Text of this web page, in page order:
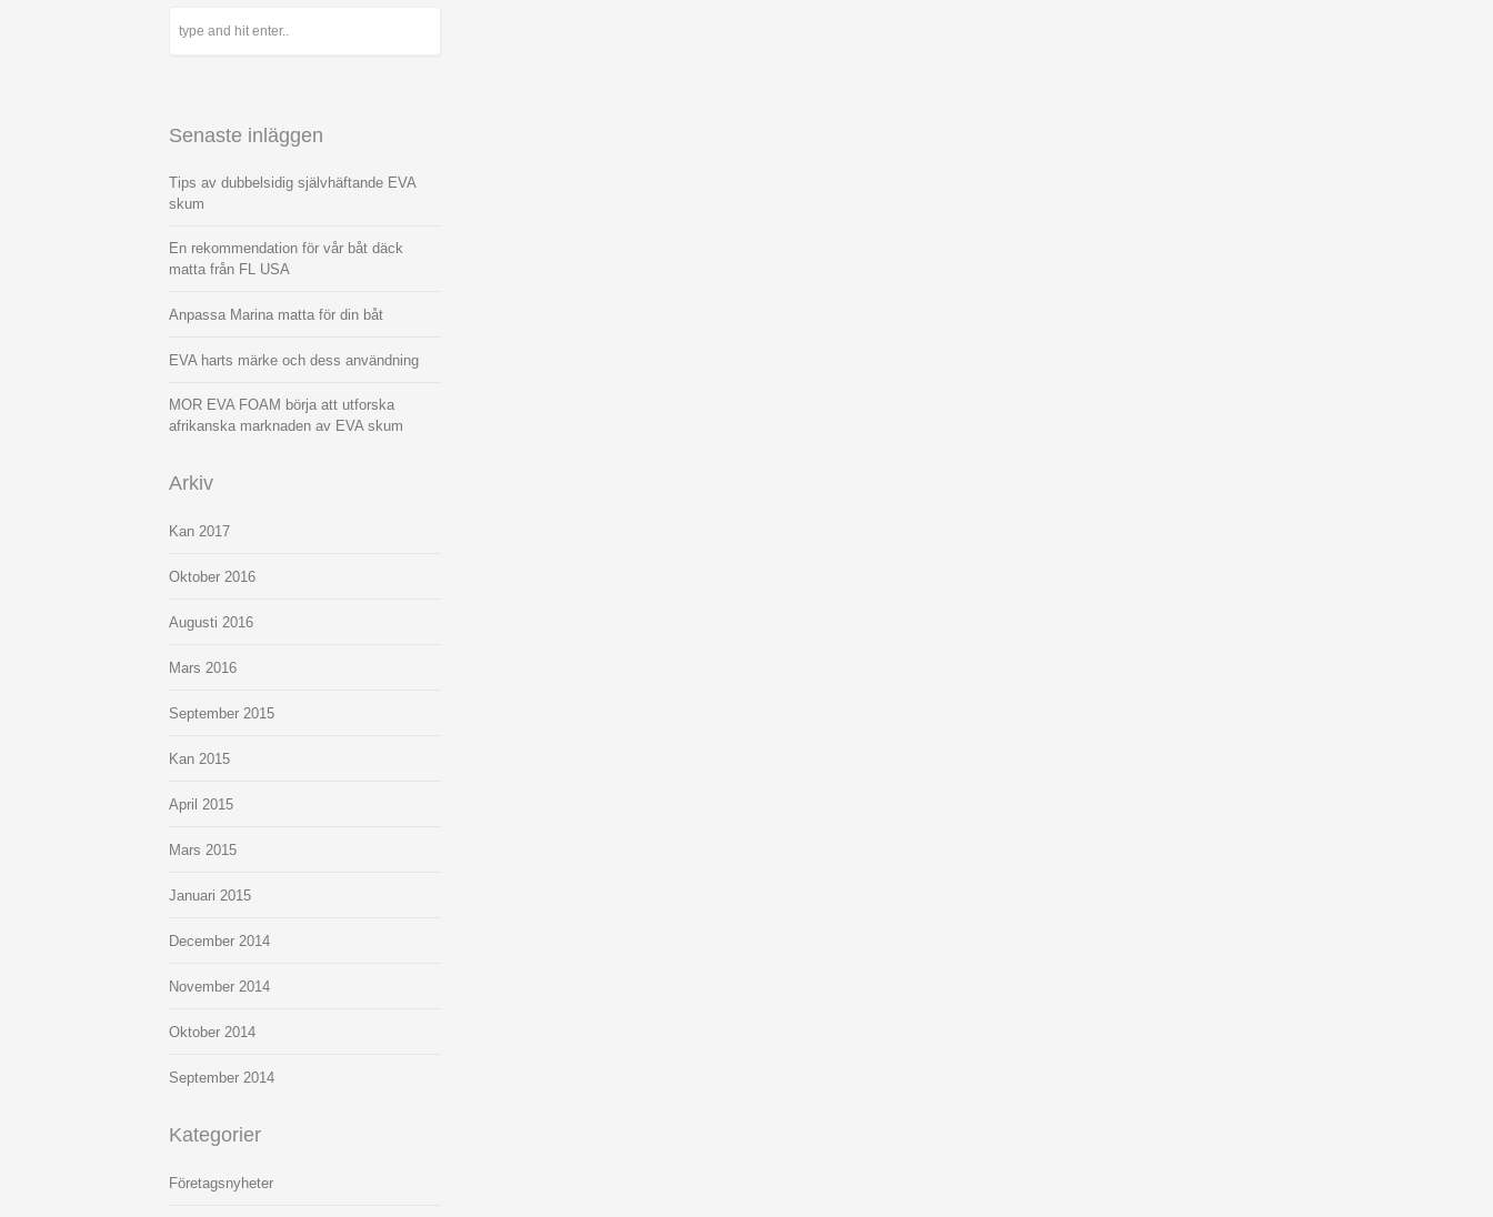
Senaste inläggen
Tips av dubbelsidig självhäftande EVA
skum
En rekommendation för vår båt däck
matta från FL USA
Anpassa Marina matta för din båt
EVA harts märke och dess användning
MOR EVA FOAM börja att utforska
afrikanska marknaden av EVA skum
Arkiv
Kan 2017
Oktober 2016
Augusti 2016
Mars 2016
September 2015
Kan 2015
April 2015
Mars 2015
Januari 2015
December 2014
November 2014
Oktober 2014
September 2014
Kategorier
Företagsnyheter